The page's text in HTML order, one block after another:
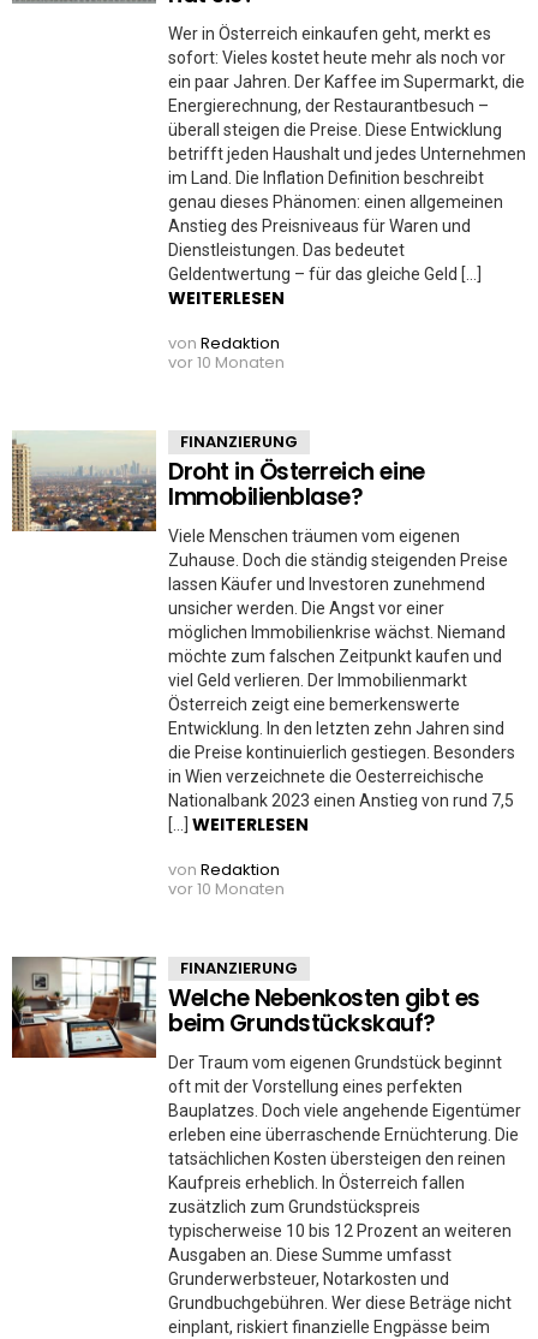
Wer in Österreich einkaufen geht, merkt es
sofort: Vieles kostet heute mehr als noch vor
ein paar Jahren. Der Kaffee im Supermarkt, die
Energierechnung, der Restaurantbesuch –
überall steigen die Preise. Diese Entwicklung
betrifft jeden Haushalt und jedes Unternehmen
im Land. Die Inflation Definition beschreibt
genau dieses Phänomen: einen allgemeinen
Anstieg des Preisniveaus für Waren und
Dienstleistungen. Das bedeutet
Geldentwertung – für das gleiche Geld […]
WEITERLESEN
von Redaktion
vor 10 Monaten
FINANZIERUNG
Droht in Österreich eine
Immobilienblase?
Viele Menschen träumen vom eigenen
Zuhause. Doch die ständig steigenden Preise
lassen Käufer und Investoren zunehmend
unsicher werden. Die Angst vor einer
möglichen Immobilienkrise wächst. Niemand
möchte zum falschen Zeitpunkt kaufen und
viel Geld verlieren. Der Immobilienmarkt
Österreich zeigt eine bemerkenswerte
Entwicklung. In den letzten zehn Jahren sind
die Preise kontinuierlich gestiegen. Besonders
in Wien verzeichnete die Oesterreichische
Nationalbank 2023 einen Anstieg von rund 7,5
[…] WEITERLESEN
von Redaktion
vor 10 Monaten
FINANZIERUNG
Welche Nebenkosten gibt es
beim Grundstückskauf?
Der Traum vom eigenen Grundstück beginnt
oft mit der Vorstellung eines perfekten
Bauplatzes. Doch viele angehende Eigentümer
erleben eine überraschende Ernüchterung. Die
tatsächlichen Kosten übersteigen den reinen
Kaufpreis erheblich. In Österreich fallen
zusätzlich zum Grundstückspreis
typischerweise 10 bis 12 Prozent an weiteren
Ausgaben an. Diese Summe umfasst
Grunderwerbsteuer, Notarkosten und
Grundbuchgebühren. Wer diese Beträge nicht
einplant, riskiert finanzielle Engpässe beim